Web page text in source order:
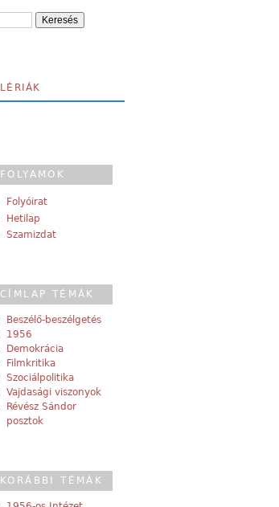
FOLYAMOK
Folyóirat
Hetilap
Szamizdat
CÍMLAP TÉMÁK
Beszélő-beszélgetés
1956
Demokrácia
Filmkritika
Szociálpolitika
Vajdasági viszonyok
Révész Sándor
posztok
KORÁBBI TÉMÁK